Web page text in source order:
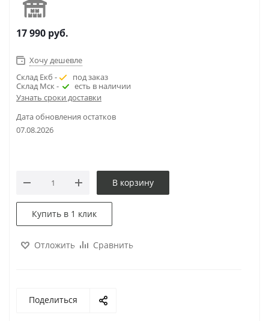
17 990 руб.
Хочу дешевле
Склад Екб -
под заказ
Склад Мск -
есть в наличии
Узнать сроки доставки
Дата обновления остатков
07.08.2026
В корзину
Купить в 1 клик
Отложить Сравнить
Поделиться